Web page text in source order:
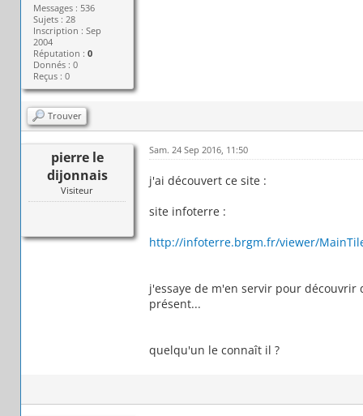
Messages : 536
Sujets : 28
Inscription : Sep
2004
Réputation :0
Donnés : 0
Reçus : 0
Trouver
pierre le
dijonnais
Visiteur
Sam. 24 Sep 2016, 11:50
j'ai découvert ce site :
site infoterre :
http://infoterre.brgm.fr/viewer/
j'essaye de m'en servir pour
présent...
quelqu'un le connaît il ?